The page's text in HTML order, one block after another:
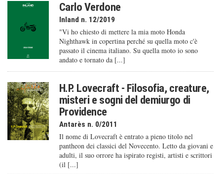
Carlo Verdone
Inland n. 12/2019
"Vi ho chiesto di mettere la mia moto Honda
Nighthawk in copertina perché su quella moto c'è
passato il cinema italiano. Su quella moto io sono
andato e tornato da [...]
H.P. Lovecraft - Filosofia, creature,
misteri e sogni del demiurgo di
Providence
Antarès n. 0/2011
Il nome di Lovecraft è entrato a pieno titolo nel
pantheon dei classici del Novecento. Letto da giovani e
adulti, il suo orrore ha ispirato registi, artisti e scrittori
(il [...]